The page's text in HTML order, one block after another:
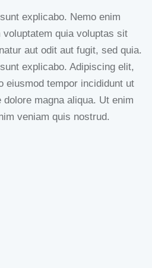
explicabo. Nemo enim
voluptatem quia voluptas sit
aut odit aut fugit, sed quia.
explicabo. Adipiscing elit,
eiusmod tempor incididunt ut
dolore magna aliqua. Ut enim
veniam quis nostrud.